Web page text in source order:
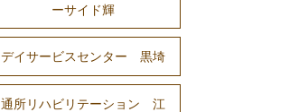
ーサイド輝
デイサービスセンター 黒埼
通所リハビリテーション 江